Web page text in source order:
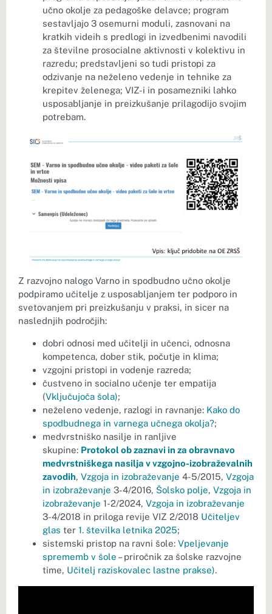
učno okolje za pedagoške delavce; program
sestavljajo 3 osemurni moduli, zasnovani na
kratkih videih s predlogi in izvedbenimi navodili
za številne prosocialne aktivnosti v kolektivu in
razredu; predstavljeni so tudi pristopi za
odzivanje na neželeno vedenje in tehnike za
krepitev želenega; VIZ-i in posamezniki lahko
usposabljanje in preizkušanje prilagodijo svojim
potrebam.
Z razvojno nalogo Varno in spodbudno učno okolje
podpiramo učitelje z usposabljanjem ter podporo in
svetovanjem pri preizkušanju v praksi, in sicer na
naslednjih področjih:
dobri odnosi med učitelji in učenci, odnosna
kompetenca, dober stik, počutje in klima;
vzgojni pristopi in vodenje razreda;
čustveno in socialno učenje ter empatija
(Vključujoča šola);
neželeno vedenje, razlogi in ravnanje: Kako do
spodbudnega in varnega učnega okolja?;
medvrstniško nasilje in ranljive
skupine: Protokol ob zaznavi in za obravnavo
medvrstniškega nasilja v vzgojno-izobraževalnih
zavodih, Vzgoja in izobraževanje 4-5/2015, Vzgoja
in izobraževanje 3-4/2016, Šolsko polje, Vzgoja in
izobraževanje 1-2/2024, Vzgoja in izobraževanje
3-4/2018 in priloga revije VIZ 2/2018 Učiteljev
glas ter 1. številka letnika 2025;
sistemski pristop na ravni šole: Vpeljevanje
sprememb v šole – priročnik za šolske razvojne
time, Učitelj raziskovalec lastne prakse).